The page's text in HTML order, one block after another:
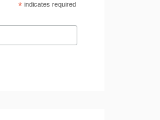
* indicates required